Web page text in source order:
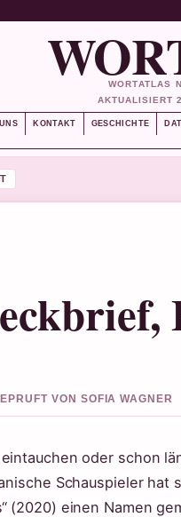
WORTATLAS
AKTUALISIERT
KONTAKT GESCHICHTE
VON SOFIA WAGNER
oder schon
Schauspieler hat
(2020) einen Namen